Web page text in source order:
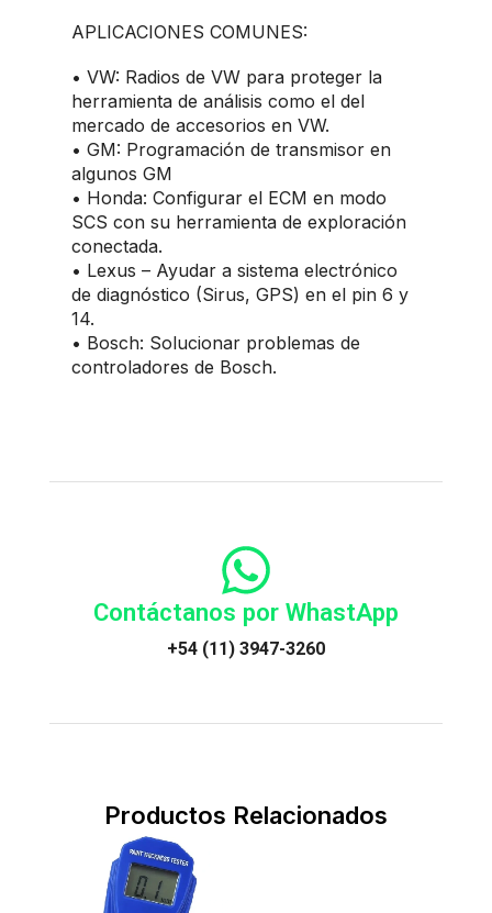
APLICACIONES COMUNES:
• VW: Radios de VW para proteger la
herramienta de análisis como el del
mercado de accesorios en VW.
• GM: Programación de transmisor en
algunos GM
• Honda: Configurar el ECM en modo
SCS con su herramienta de exploración
conectada.
• Lexus – Ayudar a sistema electrónico
de diagnóstico (Sirus, GPS) en el pin 6 y
14.
• Bosch: Solucionar problemas de
controladores de Bosch.
Contáctanos por WhastApp
+54 (11) 3947-3260
Productos Relacionados